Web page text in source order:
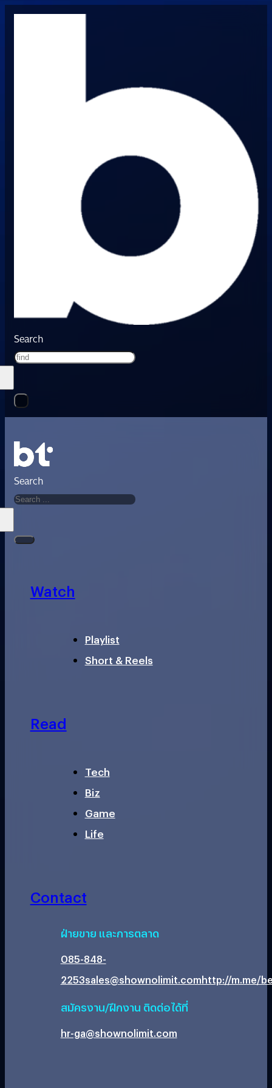
Search
Search
Watch
Playlist
Short & Reels
Read
Tech
Biz
Game
Life
Contact
ฝ่ายขาย และการตลาด
085-848-
2253sales@shownolimit.comhttp://m.me/
สมัครงาน/ฝึกงาน ติดต่อได้ที่
hr-ga@shownolimit.com